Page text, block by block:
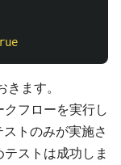
ます。
フローを実行し
ストのみが実施さ
ストは成功しま